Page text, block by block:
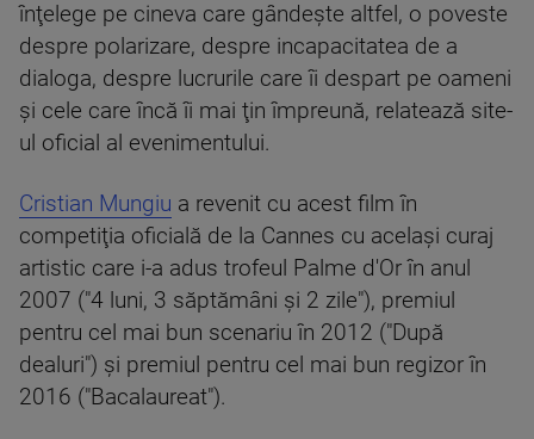
înţelege pe cineva care gândeşte altfel, o poveste
despre polarizare, despre incapacitatea de a
dialoga, despre lucrurile care îi despart pe oameni
şi cele care încă îi mai ţin împreună, relatează site-
ul oficial al evenimentului.
Cristian Mungiu a revenit cu acest film în
competiţia oficială de la Cannes cu acelaşi curaj
artistic care i-a adus trofeul Palme d'Or în anul
2007 ("4 luni, 3 săptămâni şi 2 zile"), premiul
pentru cel mai bun scenariu în 2012 ("După
dealuri") şi premiul pentru cel mai bun regizor în
2016 ("Bacalaureat").